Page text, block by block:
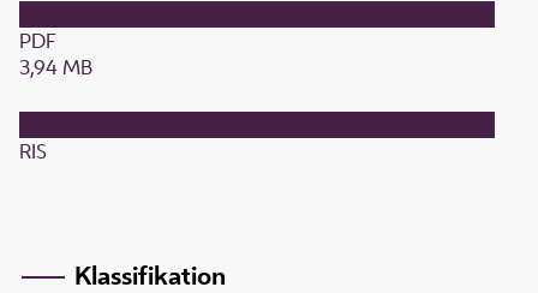
PDF
3,94 MB
RIS
Klassifikation